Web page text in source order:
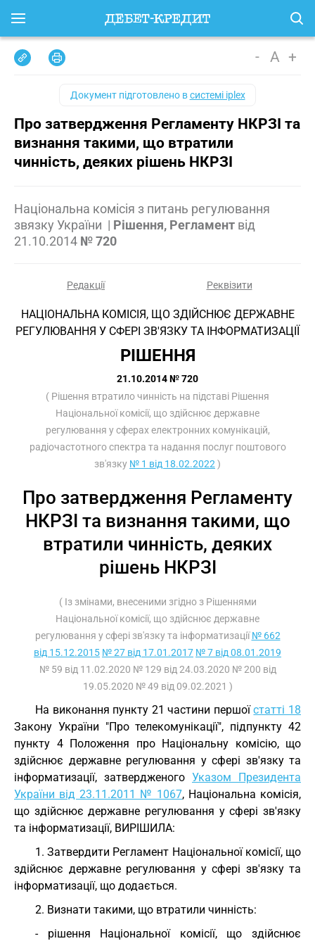
- A +
Документ підготовлено всистемі iplex
Про затвердження Регламенту НКРЗІ та
визнання такими, що втратили
чинність, деяких рішень НКРЗІ
Національна комісія з питань регулювання
звязку України | Рішення, Регламент від
21.10.2014 № 720
Редакції Реквізити
НАЦІОНАЛЬНА КОМІСІЯ, ЩО ЗДІЙСНЮЄ ДЕРЖАВНЕ
РЕГУЛЮВАННЯ У СФЕРІ ЗВ'ЯЗКУ ТА ІНФОРМАТИЗАЦІЇ
РІШЕННЯ
21.10.2014 № 720
( Рішення втратило чинність на підставі Рішення
Національної комісії, що здійснює державне
регулювання у сферах електронних комунікацій,
радіочастотного спектра та надання послуг поштового
зв'язку № 1 від 18.02.2022 )
Про затвердження Регламенту
НКРЗІ та визнання такими, що
втратили чинність, деяких
рішень НКРЗІ
( Із змінами, внесеними згідно з Рішеннями
Національної комісії, що здійснює державне
регулювання у сфері зв'язку та інформатизації№ 662
від 15.12.2015 № 27 від 17.01.2017 № 7 від 08.01.2019
№ 59 від 11.02.2020 № 129 від 24.03.2020 № 200 від
19.05.2020 № 49 від 09.02.2021 )
На виконання пункту 21 частини першоїстатті 18
Закону України "Про телекомунікації", підпункту 42
пункту 4 Положення про Національну комісію, що
здійснює державне регулювання у сфері зв'язку та
інформатизації, затвердженого Указом Президента
України від 23.11.2011 № 1067, Національна комісія,
що здійснює державне регулювання у сфері зв'язку
та інформатизації, ВИРІШИЛА:
1. Затвердити Регламент Національної комісії, що
здійснює державне регулювання у сфері зв'язку та
інформатизації, що додається.
2. Визнати такими, що втратили чинність:
- рішення Національної комісії, що здійснює